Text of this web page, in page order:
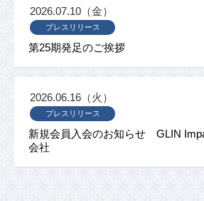
第25期発足のご挨拶
プレスリリース
2026.07.10（金）
新規会員入会のお知らせ GLIN
会社
プレスリリース
2026.06.16（火）